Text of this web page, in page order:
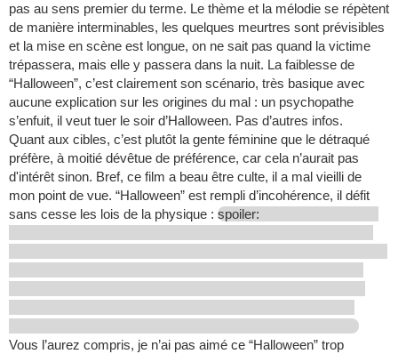
pas au sens premier du terme. Le thème et la mélodie se répètent
de manière interminables, les quelques meurtres sont prévisibles
et la mise en scène est longue, on ne sait pas quand la victime
trépassera, mais elle y passera dans la nuit. La faiblesse de
“Halloween”, c’est clairement son scénario, très basique avec
aucune explication sur les origines du mal : un psychopathe
s’enfuit, il veut tuer le soir d’Halloween. Pas d’autres infos.
Quant aux cibles, c’est plutôt la gente féminine que le détraqué
préfère, à moitié dévêtue de préférence, car cela n’aurait pas
d'intérêt sinon. Bref, ce film a beau être culte, il a mal vieilli de
mon point de vue. “Halloween” est rempli d’incohérence, il défit
sans cesse les lois de la physique : spoiler:
Vous l’aurez compris, je n’ai pas aimé ce “Halloween” trop